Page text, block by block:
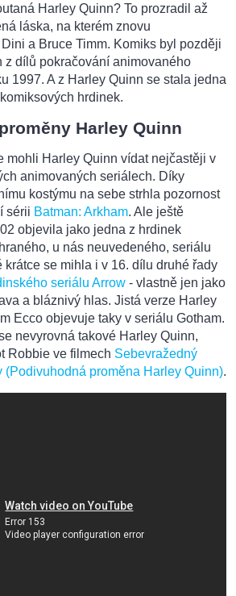
Harley Quinn? To prozradil až
láska, na kterém znovu
a Bruce Timm. Komiks byl později
z dílů pokračování animovaného
1997. A z Harley Quinn se stala jedna
hrdinek.
Harley Quinn
mohli Harley Quinn vídat nejčastěji v
animovaných seriálech. Díky
kostýmu na sebe strhla pozornost
sérii Batman: Arkham. Ale ještě
objevila jako jedna z hrdinek
u nás neuvedeného, seriálu
krátce se mihla i v 16. dílu druhé řady
seriálu Arrow - vlastně jen jako
a bláznivý hlas. Jistá verze Harley
Ecco objevuje taky v seriálu Gotham.
nevyrovná takové Harley Quinn,
Robbie ve filmech Sebevražedný
(Podivuhodná proměna Harley Quinn).